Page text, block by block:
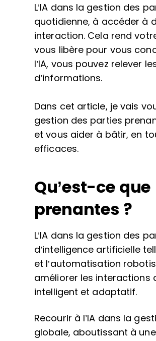
L’IA dans la gestion des
quotidienne, à accéder à
interaction. Cela rend
vous libère pour vous
l’IA, vous pouvez relever
d’informations.
Dans cet article, je vais
gestion des parties
et vous aider à bâtir, en
efficaces.
Qu’est-ce
prenantes ?
L’IA dans la gestion des
d’intelligence artificielle
et l’automatisation
améliorer les interactions
intelligent et adaptatif.
Recourir à l’IA dans la
globale, aboutissant à